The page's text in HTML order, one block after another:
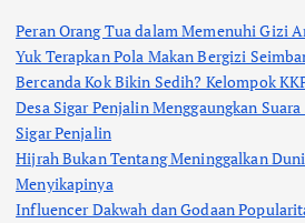
Peran Orang Tua dalam Memenuhi Gizi
Yuk Terapkan Pola Makan Bergizi
Bercanda Kok Bikin Sedih? Kelompok
Desa Sigar Penjalin Menggaungkan
Sigar Penjalin
Hijrah Bukan Tentang Meninggalkan
Menyikapinya
Influencer Dakwah dan Godaan